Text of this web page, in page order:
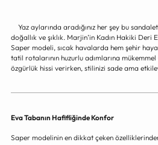
Yaz aylarında aradığınız her şey bu
doğallık ve şıklık. Marjin’in Kadın Hakiki Deri
Saper modeli, sıcak havalarda hem şehir
tatil rotalarının huzurlu adımlarına
özgürlük hissi verirken, stilinizi sade ama
Eva Tabanın Hafifliğinde Konfor
Saper modelinin en dikkat çeken